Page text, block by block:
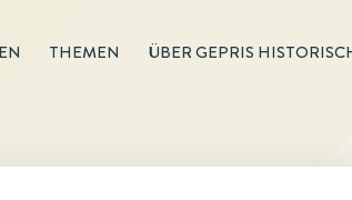
THEMEN ÜBER GEPRIS